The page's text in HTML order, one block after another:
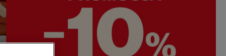
4-8 lat
0-4 lat
4-8 lat